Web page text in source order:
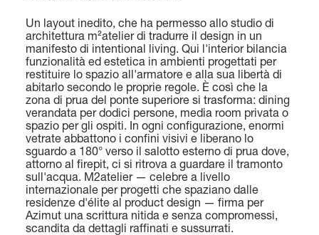
CABINE
4 + 1 CREW
CONSUMI
SLOW CRUISE - 14,8 KN: 10,4 L/NM, RANGE: 451 NM
FAST CRUISE - 26 KN: 14,5 L/NM, RANGE: 323 NM
Scopri di più
GRANDE TRIDECK
LUNGHEZZA FUORI TUTTO
38,22 (125’ 5’’)
LARGHEZZA MAX
7,98 M (26’ 2’’)
CABINE
Un layout inedito, che ha permesso allo studio di
architettura m²atelier di tradurre il design in un
manifesto di intentional living. Qui l'interior bilancia
funzionalità ed estetica in ambienti progettati per
restituire lo spazio all'armatore e alla sua libertà di
abitarlo secondo le proprie regole. È così che la
zona di prua del ponte superiore si trasforma: dining
verandata per dodici persone, media room privata o
spazio per gli ospiti. In ogni configurazione, enormi
vetrate abbattono i confini visivi e liberano lo
sguardo a 180° verso il salotto esterno di prua dove,
attorno al firepit, ci si ritrova a guardare il tramonto
sull'acqua. M2atelier — celebre a livello
internazionale per progetti che spaziano dalle
residenze d'élite al product design — firma per
Azimut una scrittura nitida e senza compromessi,
scandita da dettagli raffinati e sussurrati.